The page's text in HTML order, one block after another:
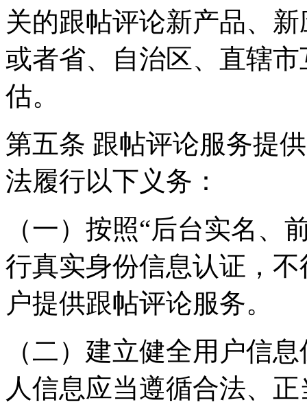
关的跟帖评论新产品、
或者省、自治区、直辖
估。
第五条 跟帖评论服务提
法履行以下义务：
（一）按照“后台实名、
行真实身份信息认证，
户提供跟帖评论服务。
（二）建立健全用户信
人信息应当遵循合法、